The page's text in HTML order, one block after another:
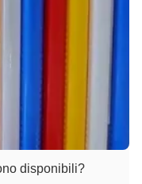
disponibili?